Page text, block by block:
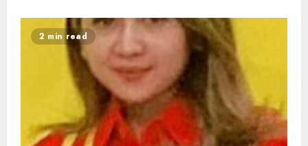
2 min read